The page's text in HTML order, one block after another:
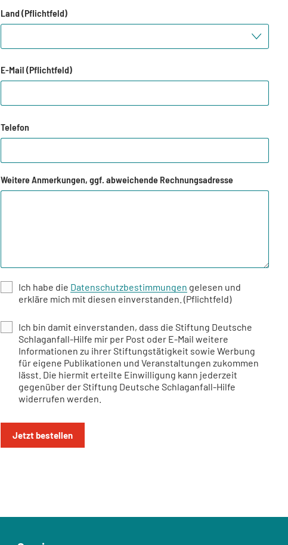
Land (Pflichtfeld)
E-Mail (Pflichtfeld)
Telefon
Weitere Anmerkungen, ggf. abweichende Rechnungsadresse
Ich habe die Datenschutzbestimmungen gelesen und
erkläre mich mit diesen einverstanden. (Pflichtfeld)
Ich bin damit einverstanden, dass die Stiftung Deutsche
Schlaganfall-Hilfe mir per Post oder E-Mail weitere
Informationen zu ihrer Stiftungstätigkeit sowie Werbung
für eigene Publikationen und Veranstaltungen zukommen
lässt. Die hiermit erteilte Einwilligung kann jederzeit
gegenüber der Stiftung Deutsche Schlaganfall-Hilfe
widerrufen werden.
Jetzt bestellen